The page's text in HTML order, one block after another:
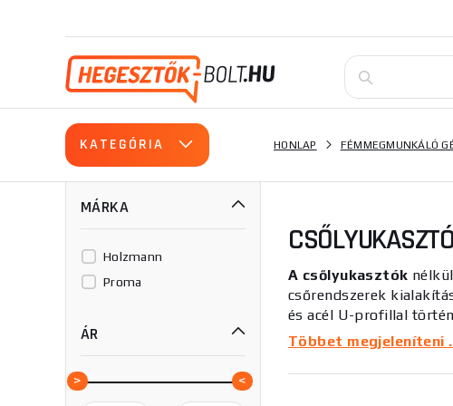
KATEGÓRIA HONLAP FÉMMEGMUNKÁLÓ
MÁRKA
Holzmann
Proma
ÁR
A csőlyukasztók
csőrendszerek
és acél U-profillal
elengedhetetlen a
Főbb jellemzők:
Többet megjeleníteni